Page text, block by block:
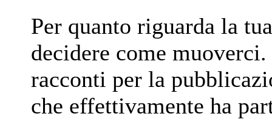
Per quanto riguarda la
decidere come
racconti per la
che effettivamente ha